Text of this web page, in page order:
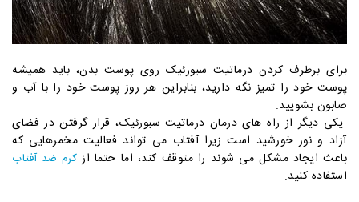
برای برطرف کردن درماتیت سبورئیک روی پوست بدن، باید همیشه
پوست خود را تمیز نگه دارید، بنابراین هر روز پوست خود را با آب و
صابون بشویید.
یکی دیگر از راه های درمان درماتیت سبورئیک، قرار گرفتن در فضای
آزاد و نور خورشید است زیرا آفتاب می تواند فعالیت مخمرهایی که
باعث ایجاد مشکل می شوند را متوقف کند، اما حتما از کرم ضد آفتاب
استفاده کنید.